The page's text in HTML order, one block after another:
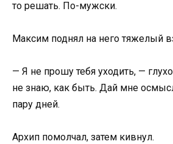
то решать. По-мужски.
Максим поднял на него тяжелый
— Я не прошу тебя уходить, —
не знаю, как быть. Дай мне
пару дней.
Архип помолчал, затем кивнул.